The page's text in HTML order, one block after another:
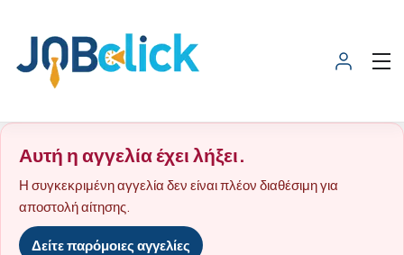
Αυτή η αγγελία έχει λήξει.
Η συγκεκριμένη αγγελία δεν είναι πλέον διαθέσιμη για
αποστολή αίτησης.
Δείτε παρόμοιες αγγελίες